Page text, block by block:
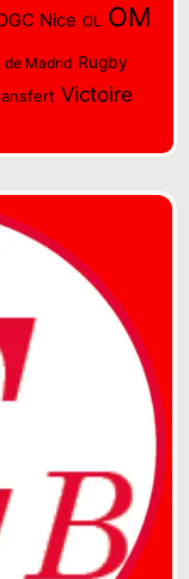
Nice OL OM
de Madrid Rugby
Victoire